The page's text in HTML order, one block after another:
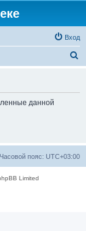
Вход
данной
Часовой пояс: UTC+03:00
Limited